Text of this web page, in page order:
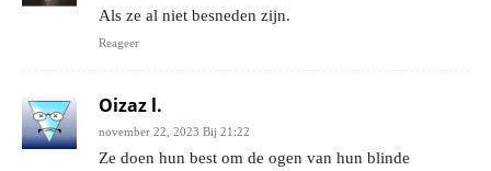
Als ze al niet besneden zijn.
Reageer
Oizaz l.
november 22, 2023 Bij 21:22
Ze doen hun best om de ogen van hun blinde